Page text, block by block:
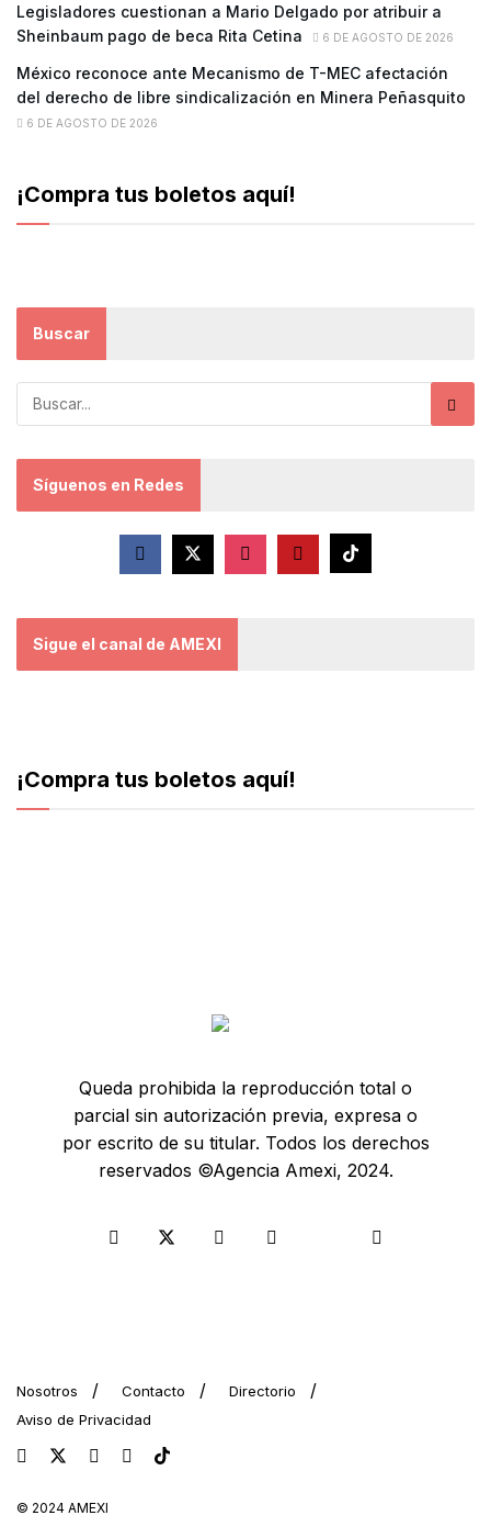
Legisladores cuestionan a Mario Delgado por atribuir a
Sheinbaum pago de beca Rita Cetina
6 DE AGOSTO DE 2026
México reconoce ante Mecanismo de T-MEC afectación
del derecho de libre sindicalización en Minera Peñasquito
6 DE AGOSTO DE 2026
¡Compra tus boletos aquí!
Buscar
Síguenos en Redes
Sigue el canal de AMEXI
¡Compra tus boletos aquí!
Queda prohibida la reproducción total o
parcial sin autorización previa, expresa o
por escrito de su titular. Todos los derechos
reservados ©Agencia Amexi, 2024.
Nosotros Contacto
Directorio
Aviso de Privacidad
© 2024 AMEXI